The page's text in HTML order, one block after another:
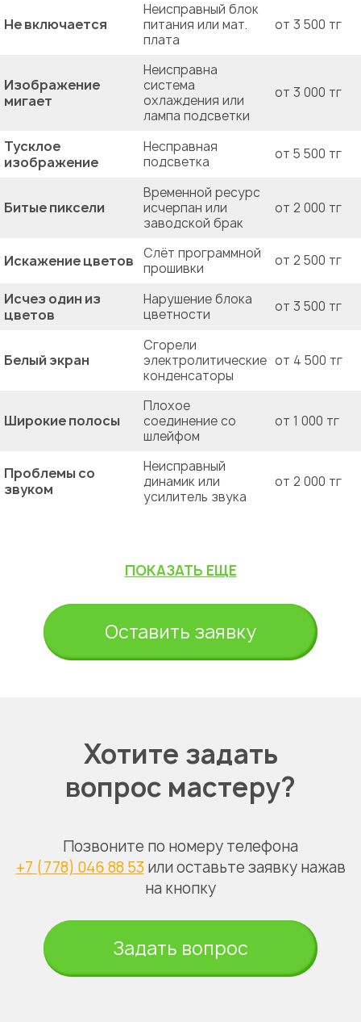
Не включается
Неисправный блок
питания или мат.
плата
от 3 500 тг
Изображение
мигает
Неисправна
система
охлаждения или
лампа подсветки
от 3 000 тг
Тусклое
изображение
Несправная
подсветка
от 5 500 тг
Битые пиксели
Временной ресурс
исчерпан или
заводской брак
от 2 000 тг
Искажение цветов
Слёт программной
прошивки
от 2 500 тг
Исчез один из
цветов
Нарушение блока
цветности
от 3 500 тг
Белый экран
Сгорели
электролитические
конденсаторы
от 4 500 тг
Широкие полосы
Плохое
соединение со
шлейфом
от 1 000 тг
Проблемы со
звуком
Неисправный
динамик или
усилитель звука
от 2 000 тг
ПОКАЗАТЬ ЕЩЕ
Оставить заявку
Хотите задать
вопрос мастеру?
Позвоните по номеру телефона
+7 (778) 046 88 53или оставьте заявку нажав
на кнопку
Задать вопрос